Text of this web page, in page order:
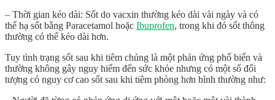
– Thời gian kéo dài: Sốt do vacxin thường kéo dài vài ngày và có
thể hạ sốt bằng Paracetamol hoặc Ibuprofen, trong khi đó sốt thông
thường có thể kéo dài hơn.
Tuy tình trạng sốt sau khi tiêm chủng là một phản ứng phổ biến và
thường không gây nguy hiểm đến sức khỏe nhưng có một số đối
tượng có nguy cơ cao sốt sau khi tiêm phòng hơn bình thường như: